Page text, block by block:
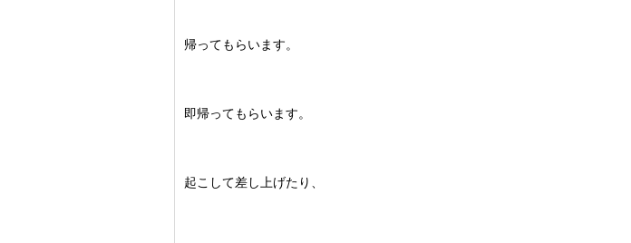
帰ってもらいます。
即帰ってもらいます。
起こして差し上げたり、